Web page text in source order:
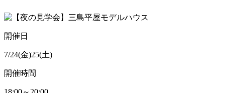
開催日
7/24(金)25(土)
開催時間